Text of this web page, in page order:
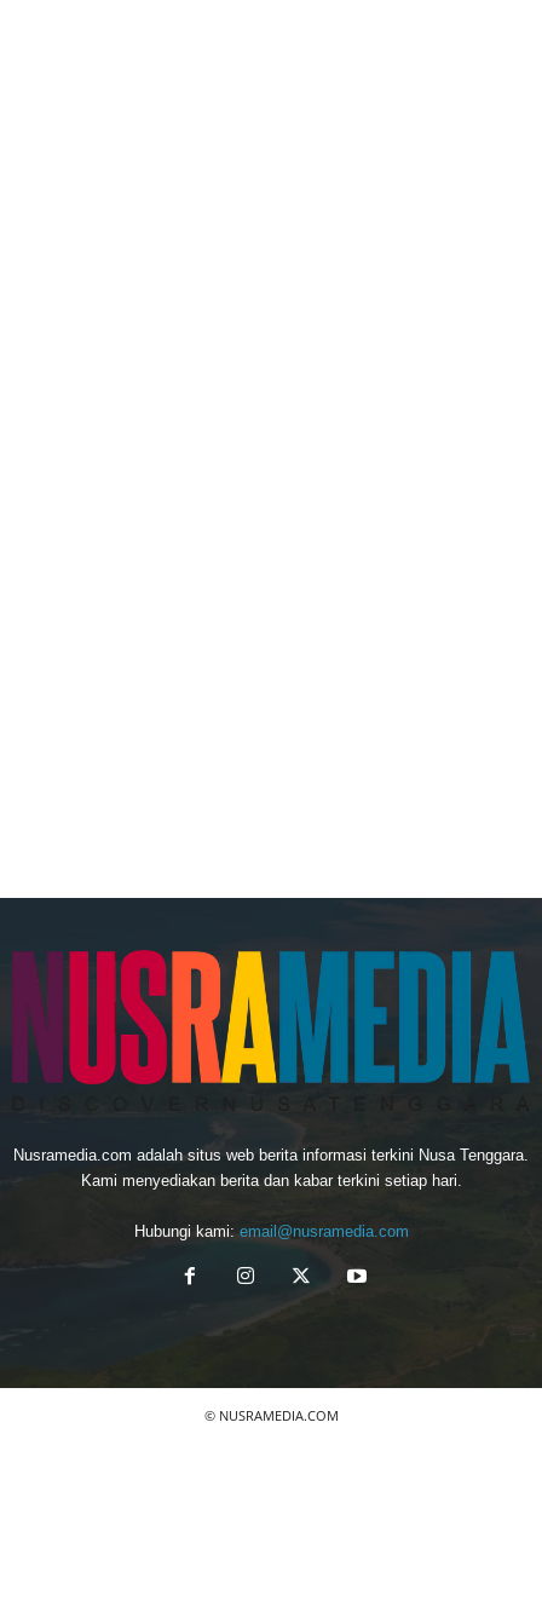
Nusramedia.com adalah situs web berita informasi terkini Nusa Tenggara.
Kami menyediakan berita dan kabar terkini setiap hari.
Hubungi kami: email@nusramedia.com
© NUSRAMEDIA.COM